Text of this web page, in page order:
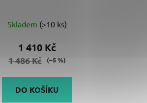
Skladem (>10 ks)
1 410 Kč
1 486 Kč (–5 %)
DO KOŠÍKU